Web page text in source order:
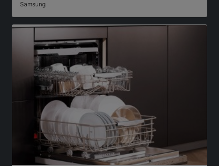
Samsung